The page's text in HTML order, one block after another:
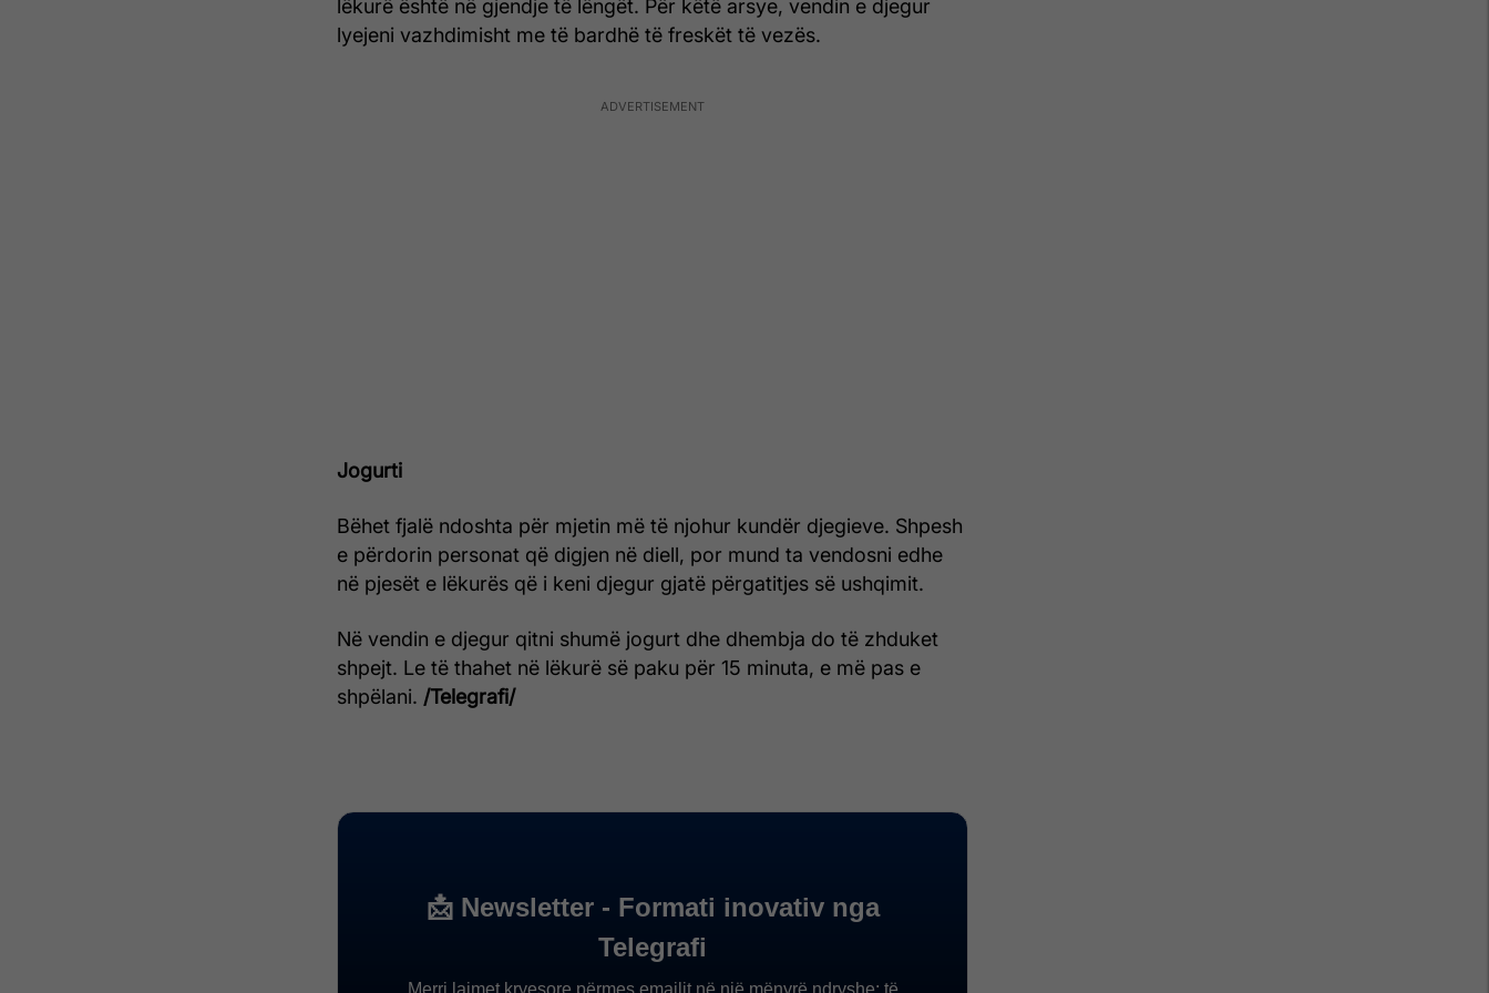
lëkurë është në gjendje të lëngët. Për këtë arsye, vendin e djegur
lyejeni vazhdimisht me të bardhë të freskët të vezës.
Jogurti
Bëhet fjalë ndoshta për mjetin më të njohur kundër djegieve. Shpesh
e përdorin personat që digjen në diell, por mund ta vendosni edhe
në pjesët e lëkurës që i keni djegur gjatë përgatitjes së ushqimit.
Në vendin e djegur qitni shumë jogurt dhe dhembja do të zhduket
shpejt. Le të thahet në lëkurë së paku për 15 minuta, e më pas e
shpëlani. /Telegrafi/